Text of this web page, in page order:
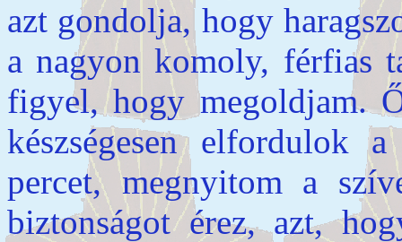
azt gondolja, hogy
a nagyon komoly, férfias
figyel, hogy megoldjam.
készségesen elfordulok
percet, megnyitom a
biztonságot érez, azt,